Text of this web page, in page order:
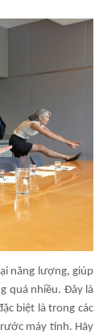
năng lượng, giúp
quá nhiều. Đây là
biệt là trong các
máy tính. Hãy